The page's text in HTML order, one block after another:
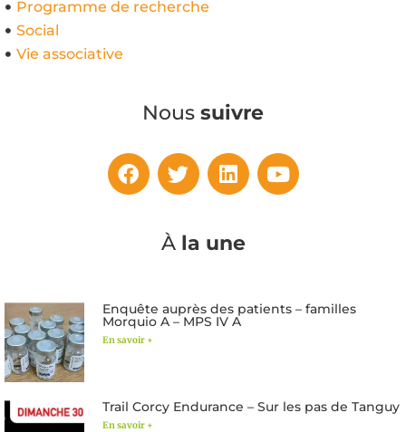
Programme de recherche
Social
Vie associative
Nous suivre
À la une
Enquête auprès des patients – familles
Morquio A – MPS IV A
En savoir +
Trail Corcy Endurance – Sur les pas de Tanguy
En savoir +